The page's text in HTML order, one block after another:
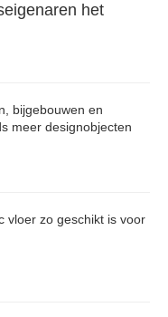
het
bijgebouwen en
meer designobjecten
vloer zo geschikt is voor